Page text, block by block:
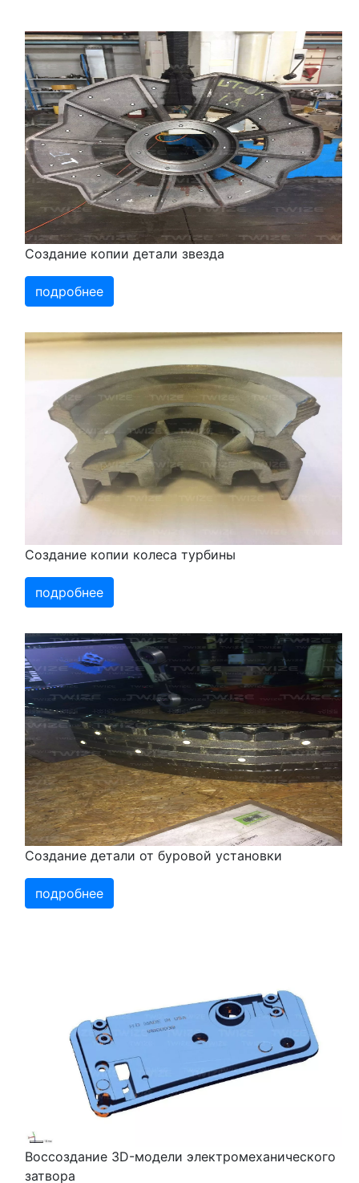
Создание копии детали звезда
подробнее
Создание копии колеса турбины
подробнее
Создание детали от буровой установки
подробнее
Воссоздание 3D-модели электромеханического
затвора